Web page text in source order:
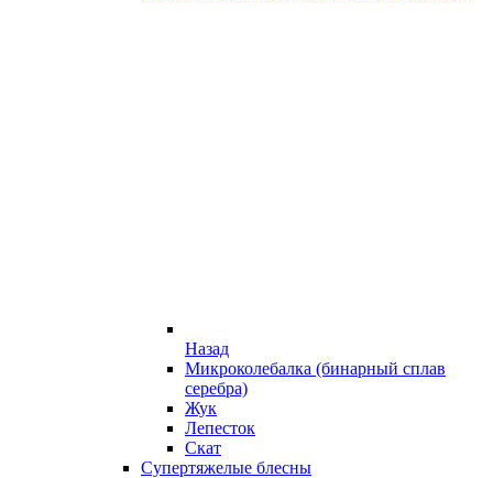
Назад
Микроколебалка (бинарный сплав
серебра)
Жук
Лепесток
Скат
Супертяжелые блесны